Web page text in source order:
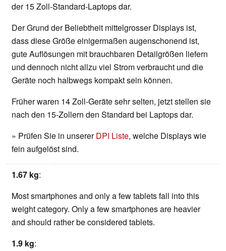
der 15 Zoll-Standard-Laptops dar.
Der Grund der Beliebtheit mittelgrosser Displays ist,
dass diese Größe einigermaßen augenschonend ist,
gute Auflösungen mit brauchbaren Detailgrößen liefern
und dennoch nicht allzu viel Strom verbraucht und die
Geräte noch halbwegs kompakt sein können.
Früher waren 14 Zoll-Geräte sehr selten, jetzt stellen sie
nach den 15-Zollern den Standard bei Laptops dar.
» Prüfen Sie in unsererDPI Liste, welche Displays wie
fein aufgelöst sind.
1.67 kg:
Most smartphones and only a few tablets fall into this
weight category. Only a few smartphones are heavier
and should rather be considered tablets.
1.9 kg: